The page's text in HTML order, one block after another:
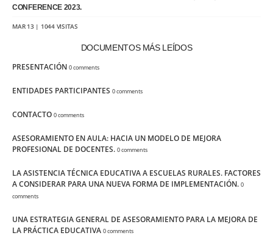
CONFERENCE 2023.
MAR 13 | 1044 VISITAS
DOCUMENTOS MÁS LEÍDOS
PRESENTACIÓN 0 comments
ENTIDADES PARTICIPANTES 0 comments
CONTACTO 0 comments
ASESORAMIENTO EN AULA: HACIA UN MODELO DE MEJORA
PROFESIONAL DE DOCENTES. 0 comments
LA ASISTENCIA TÉCNICA EDUCATIVA A ESCUELAS RURALES. FACTORES
A CONSIDERAR PARA UNA NUEVA FORMA DE IMPLEMENTACIÓN. 0
comments
UNA ESTRATEGIA GENERAL DE ASESORAMIENTO PARA LA MEJORA DE
LA PRÁCTICA EDUCATIVA 0 comments